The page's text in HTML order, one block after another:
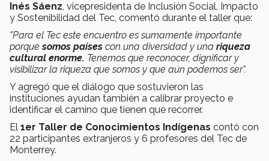
Inés Sáenz, vicepresidenta de Inclusión Social, Impacto
y Sostenibilidad del Tec, comentó durante el taller que:
"Para el Tec este encuentro es sumamente importante
porque somos países con una diversidad y una riqueza
cultural enorme. Tenemos que reconocer, dignificar y
visibilizar la riqueza que somos y que aún podemos ser".
Y agregó que el diálogo que sostuvieron las
instituciones ayudan también a calibrar proyecto e
identificar el camino que tienen que recorrer.
El 1er Taller de Conocimientos Indígenas contó con
22 participantes extranjeros y 6 profesores del Tec de
Monterrey.